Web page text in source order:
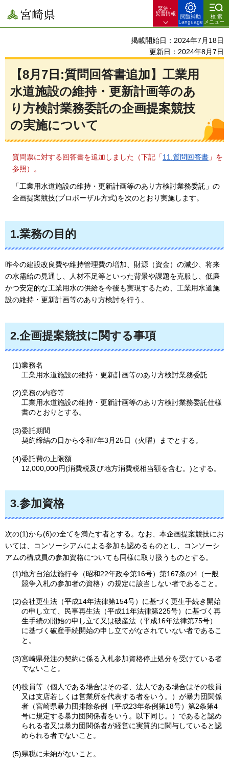
宮崎県
緊急・
災害情報
閲覧補助
Language
検索
メニュー
掲載開始日：2024年7月18日
更新日：2024年8月7日
【8月7日:質問回答書追加】工業用
水道施設の維持・更新計画等のあ
り方検討業務委託の企画提案競技
の実施について
質問票に対する回答書を追加しました（下記「11.質問回答書 」を
参照）。
「工業用水道施設の維持・更新計画等のあり方検討業務委託」の
企画提案競技(プロポーザル方式)を次のとおり実施します。
1.業務の目的
昨今の建設改良費や維持管理費の増加、財源（資金）の減少、将来
の水需給の見通し、人材不足等といった背景や課題を克服し、低廉
かつ安定的な工業用水の供給を今後も実現するため、工業用水道施
設の維持・更新計画等のあり方検討を行う。
2.企画提案競技に関する事項
(1)業務名
工業用水道施設の維持・更新計画等のあり方検討業務委託
(2)業務の内容等
工業用水道施設の維持・更新計画等のあり方検討業務委託仕様
書のとおりとする。
(3)委託期間
契約締結の日から令和7年3月25日（火曜）までとする。
(4)委託費の上限額
12,000,000円(消費税及び地方消費税相当額を含む。)とする。
3.参加資格
次の(1)から(6)の全てを満たす者とする。なお、本企画提案競技にお
いては、コンソーシアムによる参加も認めるものとし、コンソーシ
アムの構成員の参加資格についても同様に取り扱うものとする。
(1)地方自治法施行令（昭和22年政令第16号）第167条の4（一般
競争入札の参加者の資格）の規定に該当しない者であること。
(2)会社更生法（平成14年法律第154号）に基づく更生手続き開始
の申し立て、民事再生法（平成11年法律第225号）に基づく再
生手続の開始の申し立て又は破産法（平成16年法律第75号）
に基づく破産手続開始の申し立てがなされていない者であるこ
と。
(3)宮崎県発注の契約に係る入札参加資格停止処分を受けている者
でないこと。
(4)役員等（個人である場合はその者、法人である場合はその役員
又は支店若しくは営業所を代表する者をいう。）が暴力団関係
者（宮崎県暴力団排除条例（平成23年条例第18号）第2条第4
号に規定する暴力団関係者をいう。以下同じ。）であると認め
られる者又は暴力団関係者が経営に実質的に関与していると認
められる者でないこと。
(5)県税に未納がないこと。